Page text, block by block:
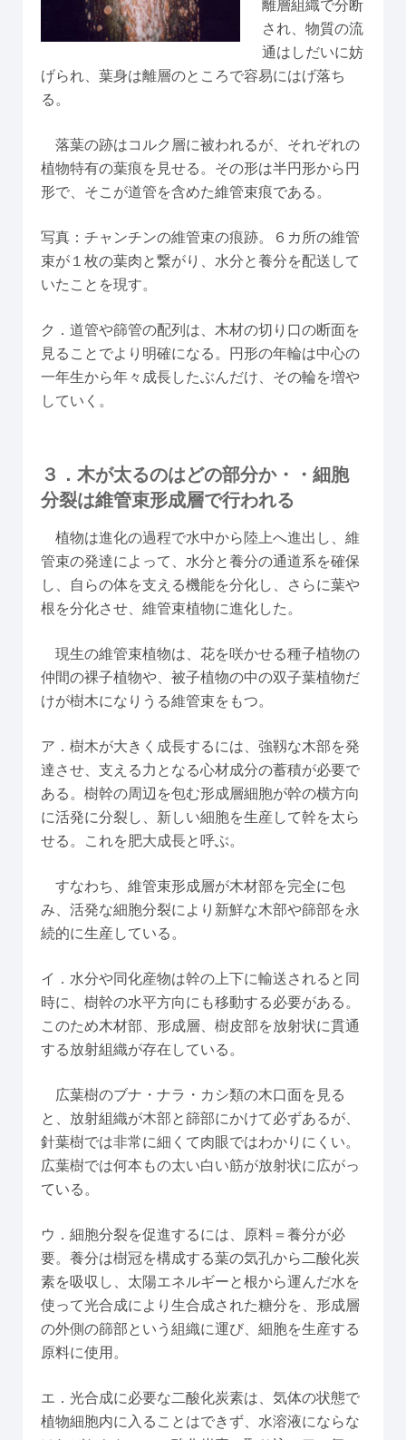
離層組織で分断
され、物質の流
通はしだいに妨
げられ、葉身は離層のところで容易にはげ落ち
る。
落葉の跡はコルク層に被われるが、それぞれの
植物特有の葉痕を見せる。その形は半円形から円
形で、そこが道管を含めた維管束痕である。
写真：チャンチンの維管束の痕跡。６カ所の維管
束が１枚の葉肉と繋がり、水分と養分を配送して
いたことを現す。
ク．道管や篩管の配列は、木材の切り口の断面を
見ることでより明確になる。円形の年輪は中心の
一年生から年々成長したぶんだけ、その輪を増や
していく。
３．木が太るのはどの部分か・・細胞
分裂は維管束形成層で行われる
植物は進化の過程で水中から陸上へ進出し、維
管束の発達によって、水分と養分の通道系を確保
し、自らの体を支える機能を分化し、さらに葉や
根を分化させ、維管束植物に進化した。
現生の維管束植物は、花を咲かせる種子植物の
仲間の裸子植物や、被子植物の中の双子葉植物だ
けが樹木になりうる維管束をもつ。
ア．樹木が大きく成長するには、強靱な木部を発
達させ、支える力となる心材成分の蓄積が必要で
ある。樹幹の周辺を包む形成層細胞が幹の横方向
に活発に分裂し、新しい細胞を生産して幹を太ら
せる。これを肥大成長と呼ぶ。
すなわち、維管束形成層が木材部を完全に包
み、活発な細胞分裂により新鮮な木部や篩部を永
続的に生産している。
イ．水分や同化産物は幹の上下に輸送されると同
時に、樹幹の水平方向にも移動する必要がある。
このため木材部、形成層、樹皮部を放射状に貫通
する放射組織が存在している。
広葉樹のブナ・ナラ・カシ類の木口面を見る
と、放射組織が木部と篩部にかけて必ずあるが、
針葉樹では非常に細くて肉眼ではわかりにくい。
広葉樹では何本もの太い白い筋が放射状に広がっ
ている。
ウ．細胞分裂を促進するには、原料＝養分が必
要。養分は樹冠を構成する葉の気孔から二酸化炭
素を吸収し、太陽エネルギーと根から運んだ水を
使って光合成により生合成された糖分を、形成層
の外側の篩部という組織に運び、細胞を生産する
原料に使用。
エ．光合成に必要な二酸化炭素は、気体の状態で
植物細胞内に入ることはできず、水溶液にならな